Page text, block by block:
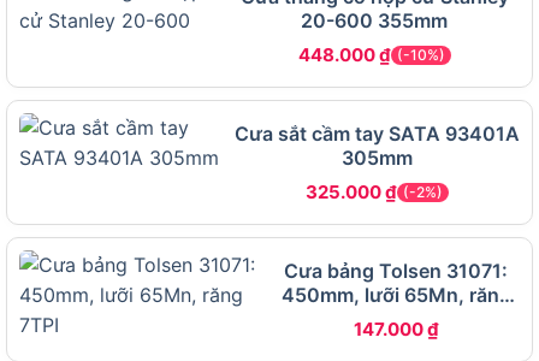
đồ thủ công.
Người làm vườn: Tỉa cành cây nhỏ, cắt gỗ làm
hàng rào hoặc vật liệu trang trí sân vườn.
Người dùng DIY: Phù hợp cho các dự án tự làm
tại nhà, như chế tạo đồ gỗ hoặc sửa chữa đồ
Hộ gia đình: Hỗ trợ các công việc sửa chữa
nhỏ, cắt vật liệu trong nhà hoặc ngoài trời.
Tiếp theo, hãy cùng tìm hiểu về các đặc điểm và
dụng cụ cắt tỉa
20-600 355mm
448.000₫ (-10%)
Cưa sắt cầm tay SATA 93401A
305mm
325.000₫ (-2%)
Cưa bảng Tolsen 31071:
450mm, lưỡi 65Mn, răng
7TPI
147.000₫